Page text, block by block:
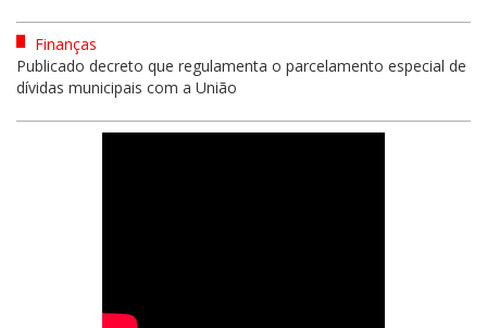
Finanças
Publicado decreto que regulamenta o parcelamento especial de
dívidas municipais com a União